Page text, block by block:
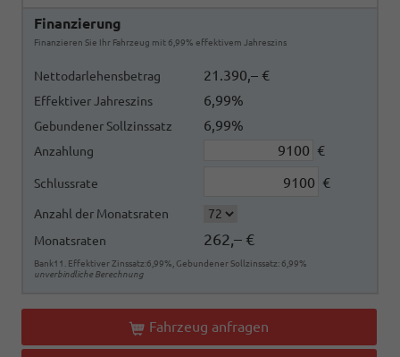
Finanzierung
Finanzieren Sie Ihr Fahrzeug mit 6,99% effektivem Jahreszins
Nettodarlehensbetrag 21.390,– €
Effektiver Jahreszins 6,99%
Gebundener Sollzinssatz 6,99%
Anzahlung €
Schlussrate €
Anzahl der Monatsraten
Monatsraten
262,– €
Bank11. Effektiver Zinssatz:6,99%, Gebundener Sollzinssatz: 6,99%
unverbindliche Berechnung
Fahrzeug anfragen